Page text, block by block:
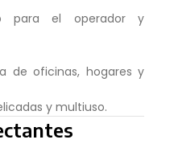
para el operador y
de oficinas, hogares y
y multiuso.